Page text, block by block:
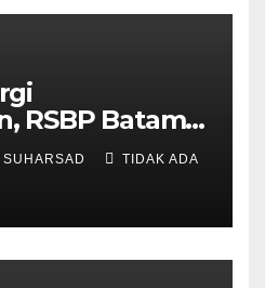
RSBP Batam
Ketersediaan
SUHARSAD TIDAK ADA